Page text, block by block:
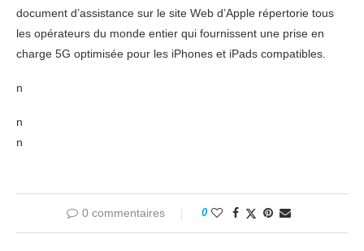
document d’assistance sur le site Web d’Apple répertorie tous
les opérateurs du monde entier qui fournissent une prise en
charge 5G optimisée pour les iPhones et iPads compatibles.
n
n
n
0 commentaires 0